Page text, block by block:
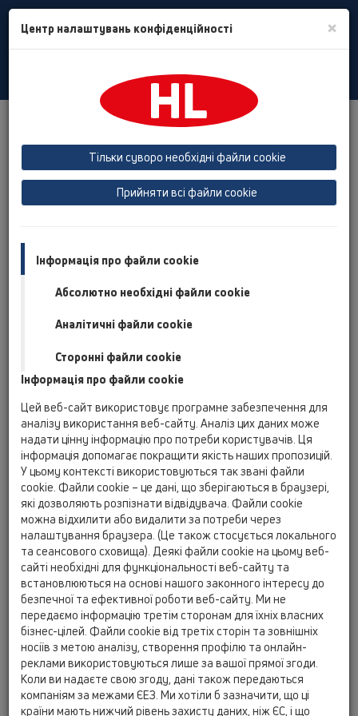
Toggle
Обзор продукта
13 Трапи для внутрішніх приміщень
HL0317.4E
матеріали / Spare parts / HL0317.4E
зменшення DN110xDN75
13 Трапи для внутрішніх приміщень / Допоміжні
матеріали / Spare parts / HL01067D
О-кільце 92х4мм
HL01086D
13 Трапи для внутрішніх приміщень / Допоміжні
матеріали / Spare parts / HL01086D
О-кільце 88х5мм
HL317KHN
13 Трапи для внутрішніх приміщень / Допоміжні
матеріали / Spare parts / HL317KHN
Корпус трапа для внутрішніх приміщень
DN75 вертикальний з бітумним полотном,
ніровкладишем.
HL03911.5E
13 Трапи для внутрішніх приміщень / Допоміжні
матеріали / Spare parts / HL03911.5E
Центр налаштувань конфіденційності ×
Тільки суворо необхідні файли cookie
Прийняти всі файли cookie
Інформація про файли cookie
Абсолютно необхідні файли cookie
Аналітичні файли cookie
Сторонні файли cookie
Інформація про файли cookie
Цей веб-сайт використовує програмне забезпечення для
аналізу використання веб-сайту. Аналіз цих даних може
надати цінну інформацію про потреби користувачів. Ця
інформація допомагає покращити якість наших пропозицій.
У цьому контексті використовуються так звані файли
cookie. Файли cookie – це дані, що зберігаються в браузері,
які дозволяють розпізнати відвідувача. Файли cookie
можна відхилити або видалити за потреби через
налаштування браузера. (Це також стосується локального
та сеансового сховища). Деякі файли cookie на цьому веб-
сайті необхідні для функціональності веб-сайту та
встановлюються на основі нашого законного інтересу до
безпечної та ефективної роботи веб-сайту. Ми не
передаємо інформацію третім сторонам для їхніх власних
бізнес-цілей. Файли cookie від третіх сторін та зовнішніх
носіїв з метою аналізу, створення профілю та онлайн-
реклами використовуються лише за вашої прямої згоди.
Коли ви надаєте свою згоду, дані також передаються
компаніям за межами ЄЕЗ. Ми хотіли б зазначити, що ці
країни мають нижчий рівень захисту даних, ніж ЄС, і що